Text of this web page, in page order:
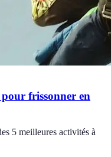
pour frissonner en
5 meilleures activités à